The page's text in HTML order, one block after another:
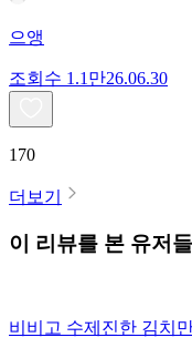
으앵
조회수 1.1만26.06.30
170
더보기
이 리뷰를 본 유저
비비고 수제진한 김치